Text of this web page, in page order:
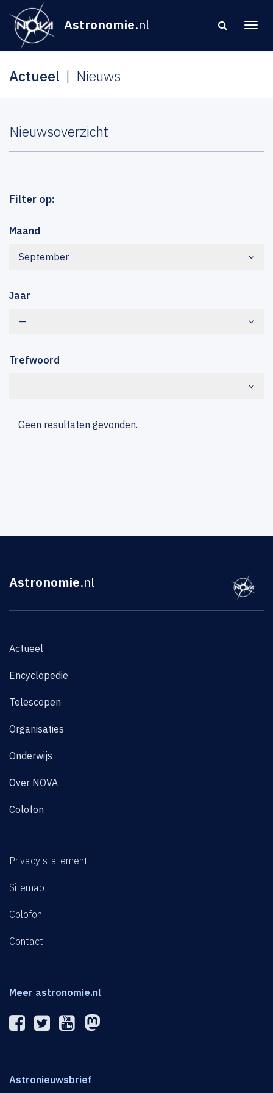
Astronomie.nl
Actueel Nieuws
Nieuwsoverzicht
Filter op:
Maand
September
Jaar
—
Trefwoord
Geen resultaten gevonden.
Astronomie.nl
Actueel
Encyclopedie
Telescopen
Organisaties
Onderwijs
Over NOVA
Colofon
Privacy statement
Sitemap
Colofon
Contact
Meer astronomie.nl
Astronieuwsbrief